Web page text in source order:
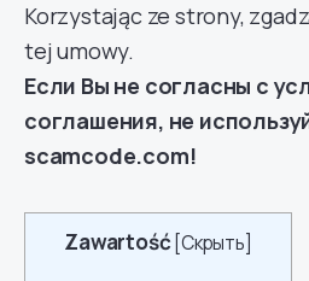
Korzystając ze strony,
tej umowy.
Если Вы не согласны с
соглашения, не
scamcode.com!
Zawartość [Скрыть]